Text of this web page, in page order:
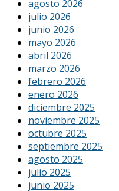
agosto 2026
julio 2026
junio 2026
mayo 2026
abril 2026
marzo 2026
febrero 2026
enero 2026
diciembre 2025
noviembre 2025
octubre 2025
septiembre 2025
agosto 2025
julio 2025
junio 2025